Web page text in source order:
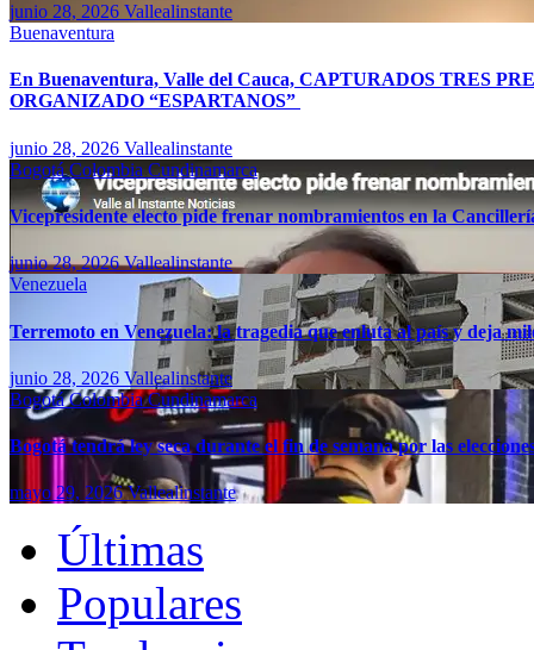
junio 28, 2026 Vallealinstante
Buenaventura
En Buenaventura, Valle del Cauca, CAPTURADOS TRES
ORGANIZADO “ESPARTANOS”
junio 28, 2026 Vallealinstante
BogotáColombia Cundinamarca
Vicepresidente electo pide frenar nombramientos en la
junio 28, 2026Vallealinstante
Venezuela
Terremoto en Venezuela: la tragedia que enluta al país y deja
junio 28, 2026 Vallealinstante
BogotáColombiaCundinamarca
Bogotá tendrá ley seca durante el fin de semana por las
mayo 29, 2026Vallealinstante
Últimas
Populares